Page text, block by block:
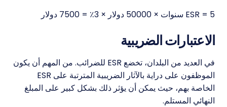
ESR = 5 سنوات × 50000 دولار × 3٪ = 7500 دولار
الاعتبارات الضريبية
في العديد من البلدان، تخضع ESR للضرائب. من المهم أن يكون
الموظفون على دراية بالآثار الضريبية المترتبة على ESR
الخاصة بهم، حيث يمكن أن يؤثر ذلك بشكل كبير على المبلغ
النهائي المستلم.